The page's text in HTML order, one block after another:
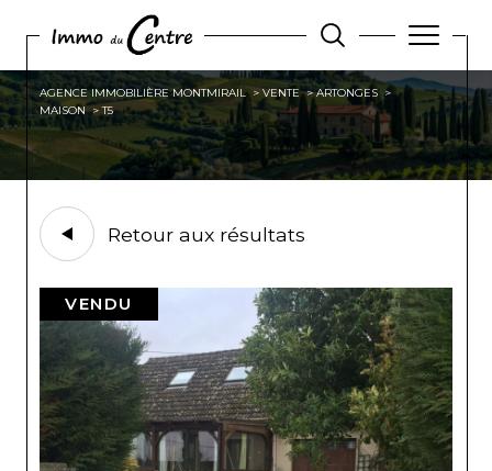
AGENCE IMMOBILIÈRE MONTMIRAIL VENTE
ARTONGES
MAISON
T5
Retour aux résultats
VENDU